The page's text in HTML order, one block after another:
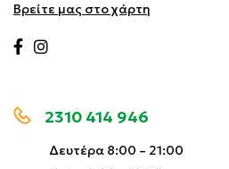
Βρείτε μας στο χάρτη
2310 414 946
Δευτέρα 8:00 – 21:00